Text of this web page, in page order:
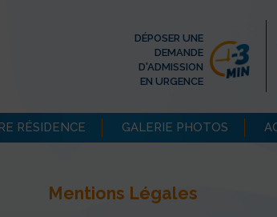
DÉPOSER UNE
DEMANDE
D'ADMISSION
EN URGENCE
RÉSIDENCE GALERIE PHOTOS
Mentions Légales